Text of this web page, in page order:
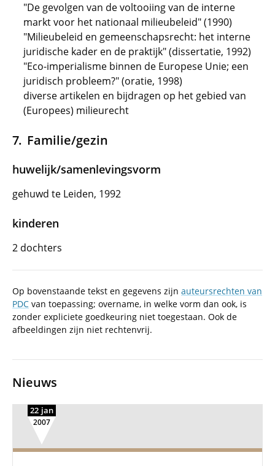
"De gevolgen van de voltooiing van de interne
markt voor het nationaal milieubeleid" (1990)
"Milieubeleid en gemeenschapsrecht: het interne
juridische kader en de praktijk" (dissertatie, 1992)
"Eco-imperialisme binnen de Europese Unie; een
juridisch probleem?" (oratie, 1998)
diverse artikelen en bijdragen op het gebied van
(Europees) milieurecht
Familie/gezin
huwelijk/samenlevingsvorm
gehuwd te Leiden, 1992
kinderen
2 dochters
Op bovenstaande tekst en gegevens zijn auteursrechten van
PDC van toepassing; overname, in welke vorm dan ook, is
zonder expliciete goedkeuring niet toegestaan. Ook de
afbeeldingen zijn niet rechtenvrij.
Nieuws
22 jan
2007